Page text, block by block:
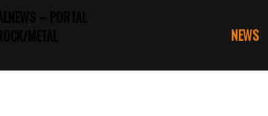
NEWS